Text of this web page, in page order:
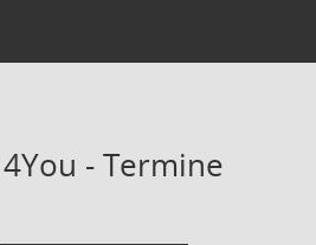
- Termine